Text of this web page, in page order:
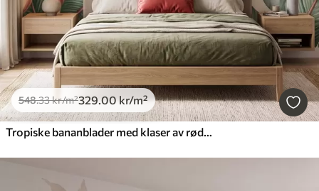
548.33kr/m²329.00kr/m²
Tropiske bananblader med klaser av røde kaffebær, i akvarellstil